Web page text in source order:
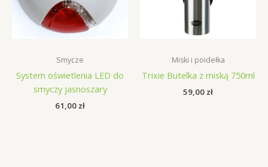
Smycze
System oświetlenia LED do
smyczy jasnoszary
61,00 zł
Miski i poidełka
Trixie Butelka z miską 750ml
59,00 zł